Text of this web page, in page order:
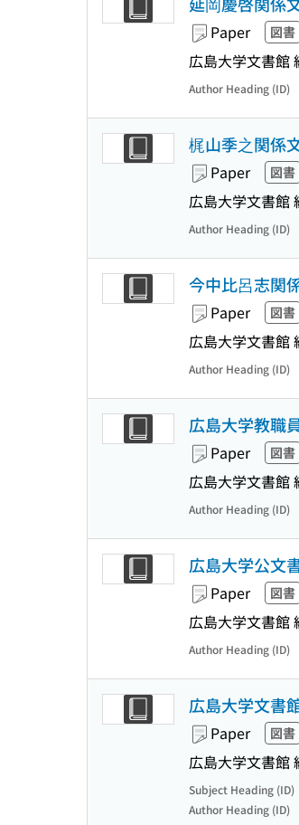
Paper 図書
広島大学文書館
Author Heading (ID)
梶山季之関係
Paper 図書
広島大学文書館
Author Heading (ID)
今中比呂志関
Paper 図書
広島大学文書館
Author Heading (ID)
広島大学教職
Paper 図書
広島大学文書館
Author Heading (ID)
広島大学公文
Paper 図書
広島大学文書館
Author Heading (ID)
広島大学文書
Paper 図書
広島大学文書館
Subject Heading (ID)
Author Heading (ID)